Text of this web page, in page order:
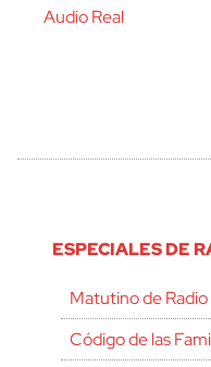
Audio Real
ESPECIALES DE
Matutino de Radio
Código de las